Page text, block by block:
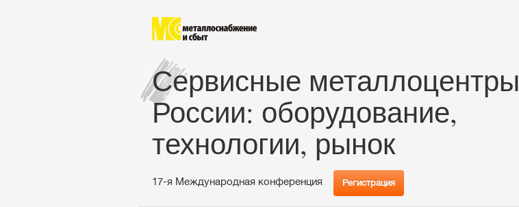
Сервисные металлоцентры
России: оборудование,
технологии, рынок
17-я Международная конференция Регистрация